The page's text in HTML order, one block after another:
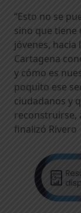
“Esto no se
sino que tiene
jóvenes,
Cartagena
y cómo es
poquito ese
ciudadanos y
reconstruirse,
finalizó Rivero